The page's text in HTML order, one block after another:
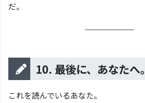
だ。
10. 最後に、あなたへ。
これを読んでいるあなた。